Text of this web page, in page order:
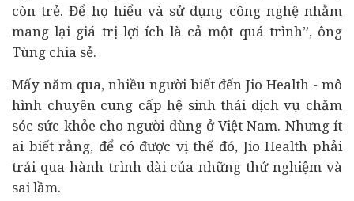
còn trẻ. Để họ hiểu và sử dụng công nghệ nhằm
mang lại giá trị lợi ích là cả một quá trình”, ông
Tùng chia sẻ.
Mấy năm qua, nhiều người biết đến Jio Health - mô
hình chuyên cung cấp hệ sinh thái dịch vụ chăm
sóc sức khỏe cho người dùng ở Việt Nam. Nhưng ít
ai biết rằng, để có được vị thế đó, Jio Health phải
trải qua hành trình dài của những thử nghiệm và
sai lầm.